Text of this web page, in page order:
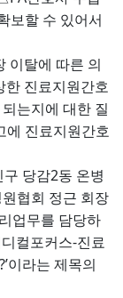
보할 수 있어서
이탈에 따른 의
한 진료지원간호
는지에 대한 질
에 진료지원간호
구 당감2동 온병
협회 정근 회장
업무를 담당하
컬포커스-진료
?’이라는 제목의